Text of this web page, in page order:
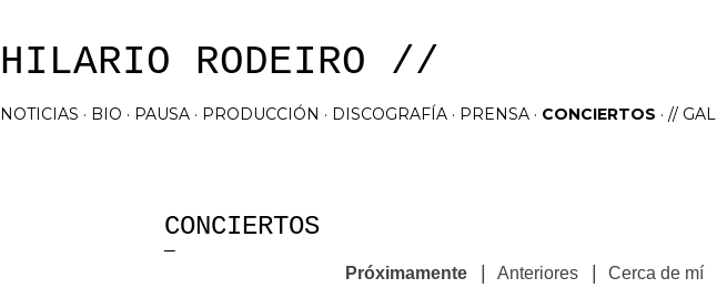
HILARIO RODEIRO //
NOTICIAS BIO PAUSA PRODUCCIÓN DISCOGRAFÍA PRENSA CONCIERTOS // GAL
CONCIERTOS
Próximamente Anteriores Cerca de mí